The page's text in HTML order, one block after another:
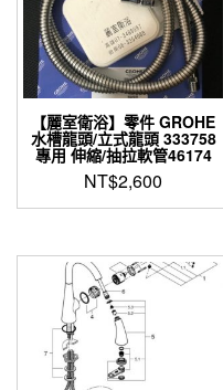
【麗室衛浴】零件 GROHE
水槽龍頭/立式龍頭 333758
專用 伸縮/抽拉軟管46174
NT$2,600